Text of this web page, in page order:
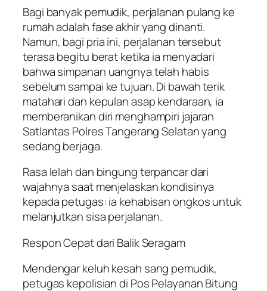
Bagi banyak pemudik, perjalanan pulang ke
rumah adalah fase akhir yang dinanti.
Namun, bagi pria ini, perjalanan tersebut
terasa begitu berat ketika ia menyadari
bahwa simpanan uangnya telah habis
sebelum sampai ke tujuan. Di bawah terik
matahari dan kepulan asap kendaraan, ia
memberanikan diri menghampiri jajaran
Satlantas Polres Tangerang Selatan yang
sedang berjaga.
Rasa lelah dan bingung terpancar dari
wajahnya saat menjelaskan kondisinya
kepada petugas: ia kehabisan ongkos untuk
melanjutkan sisa perjalanan.
Respon Cepat dari Balik Seragam
Mendengar keluh kesah sang pemudik,
petugas kepolisian di Pos Pelayanan Bitung